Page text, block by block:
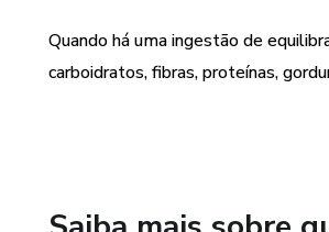
Quando há uma ingestão de
carboidratos, fibras, proteínas,